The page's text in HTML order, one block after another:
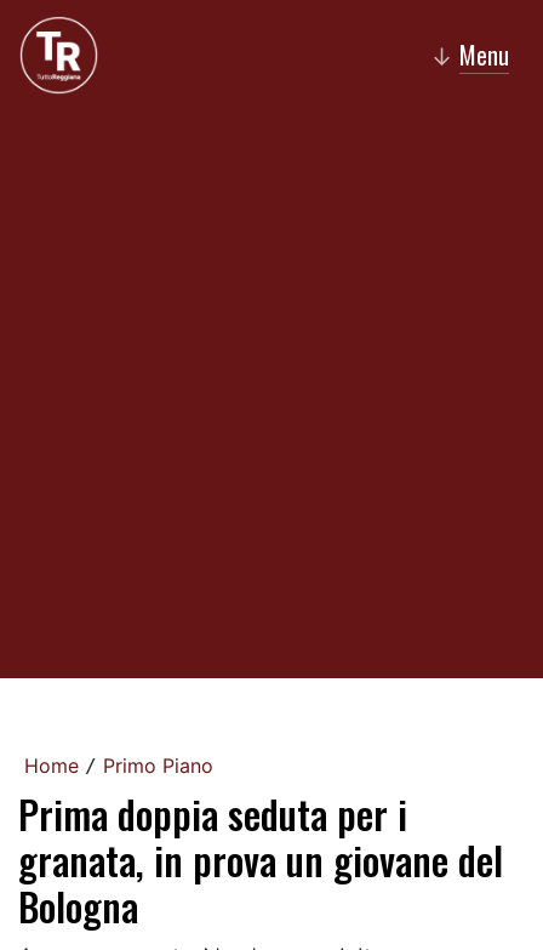
↓ Menu
Home / Primo Piano
Prima doppia seduta per i
granata, in prova un giovane del
Bologna